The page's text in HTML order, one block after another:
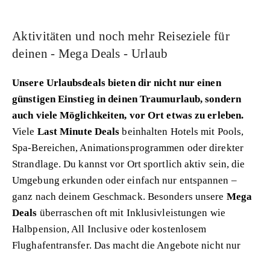
Aktivitäten und noch mehr Reiseziele für
deinen - Mega Deals - Urlaub
Unsere Urlaubsdeals bieten dir nicht nur einen
günstigen Einstieg in deinen Traumurlaub, sondern
auch viele Möglichkeiten, vor Ort etwas zu erleben.
Viele Last Minute Deals beinhalten Hotels mit Pools,
Spa-Bereichen, Animationsprogrammen oder direkter
Strandlage. Du kannst vor Ort sportlich aktiv sein, die
Umgebung erkunden oder einfach nur entspannen –
ganz nach deinem Geschmack. Besonders unsere Mega
Deals überraschen oft mit Inklusivleistungen wie
Halbpension, All Inclusive oder kostenlosem
Flughafentransfer. Das macht die Angebote nicht nur